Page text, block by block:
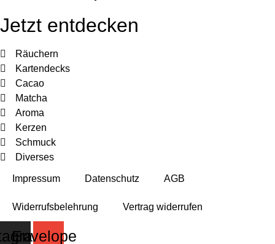
Jetzt entdecken
Räuchern
Kartendecks
Cacao
Matcha
Aroma
Kerzen
Schmuck
Diverses
Impressum Datenschutz AGB
Widerrufsbelehrung Vertrag widerrufen
Envelope